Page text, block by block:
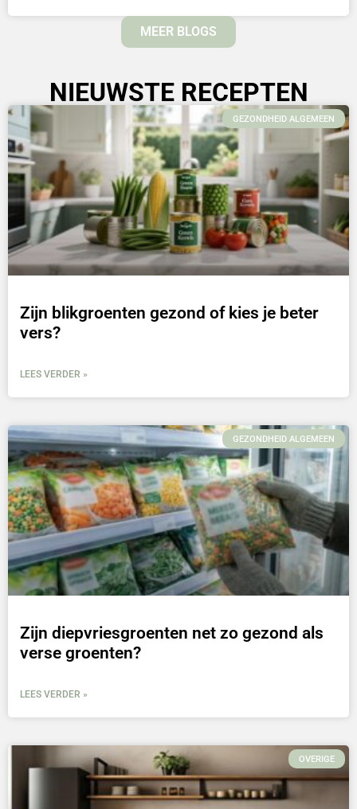
MEER BLOGS
NIEUWSTE RECEPTEN
GEZONDHEID ALGEMEEN
Zijn blikgroenten gezond of kies je beter
vers?
LEES VERDER »
GEZONDHEID ALGEMEEN
Zijn diepvriesgroenten net zo gezond als
verse groenten?
LEES VERDER »
OVERIGE